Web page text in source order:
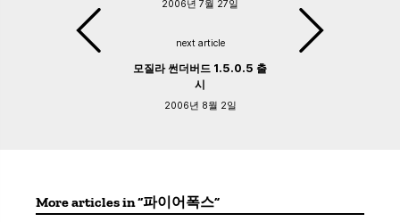
2006년 7월 27일
next article
모질라 썬더버드 1.5.0.5 출
시
2006년 8월 2일
More articles in “파이어폭스”